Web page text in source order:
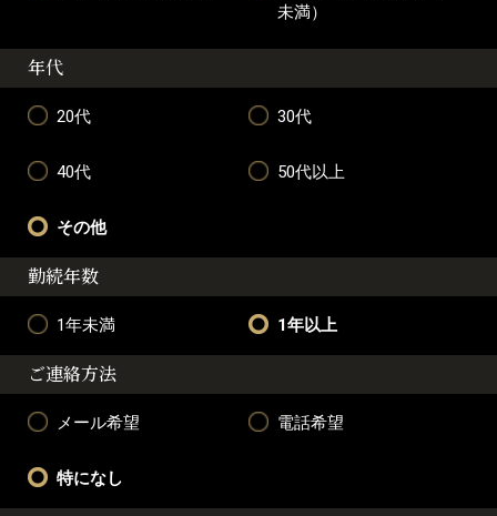
未満）
年代
20代 30代
40代 50代以上
その他
勤続年数
1年未満 1年以上
ご連絡方法
メール希望 電話希望
特になし